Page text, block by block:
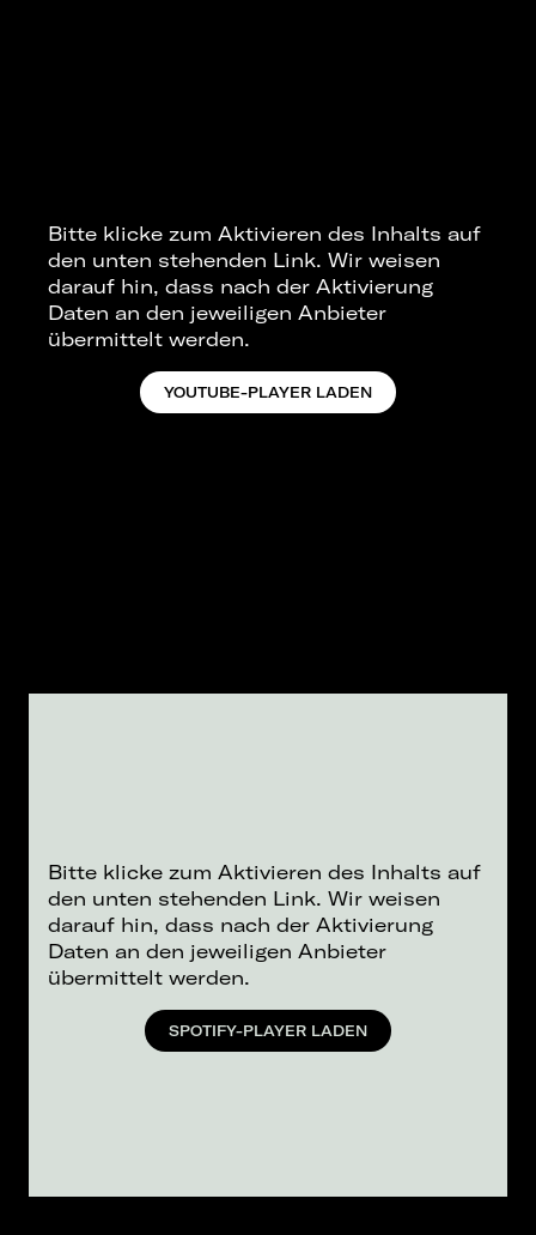
Bitte klicke zum Aktivieren des Inhalts auf
den unten stehenden Link. Wir weisen
darauf hin, dass nach der Aktivierung
Daten an den jeweiligen Anbieter
übermittelt werden.
YOUTUBE-PLAYER LADEN
Bitte klicke zum Aktivieren des Inhalts auf
den unten stehenden Link. Wir weisen
darauf hin, dass nach der Aktivierung
Daten an den jeweiligen Anbieter
übermittelt werden.
SPOTIFY-PLAYER LADEN